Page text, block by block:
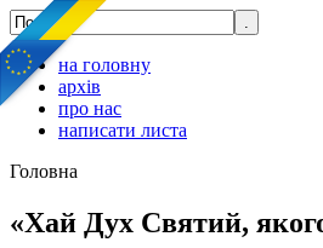
на головну
архів
про нас
написати листа
Головна
«Хай Дух Святий,